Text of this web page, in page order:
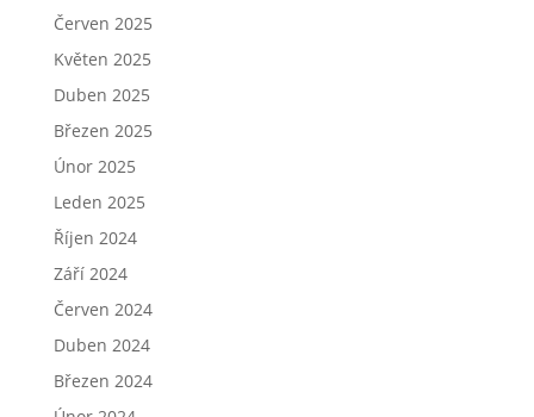
Červen 2025
Květen 2025
Duben 2025
Březen 2025
Únor 2025
Leden 2025
Říjen 2024
Září 2024
Červen 2024
Duben 2024
Březen 2024